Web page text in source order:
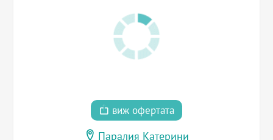
виж офертата
Паралия Катерини